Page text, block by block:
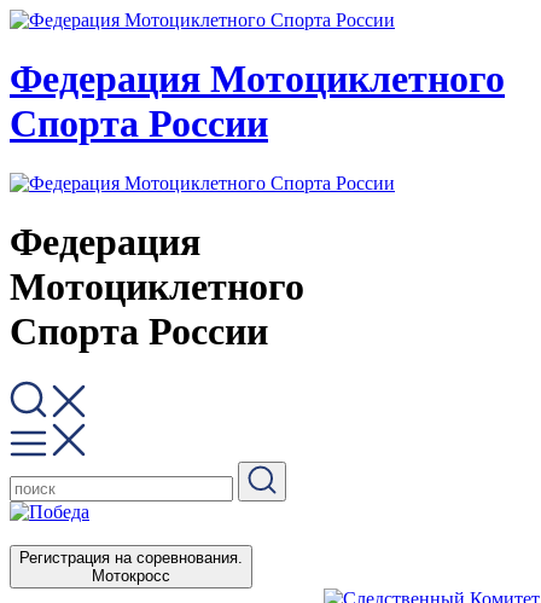
Федерация Мотоциклетного
Спорта России
Федерация
Мотоциклетного
Спорта России
Регистрация на соревнования.
Мотокросс